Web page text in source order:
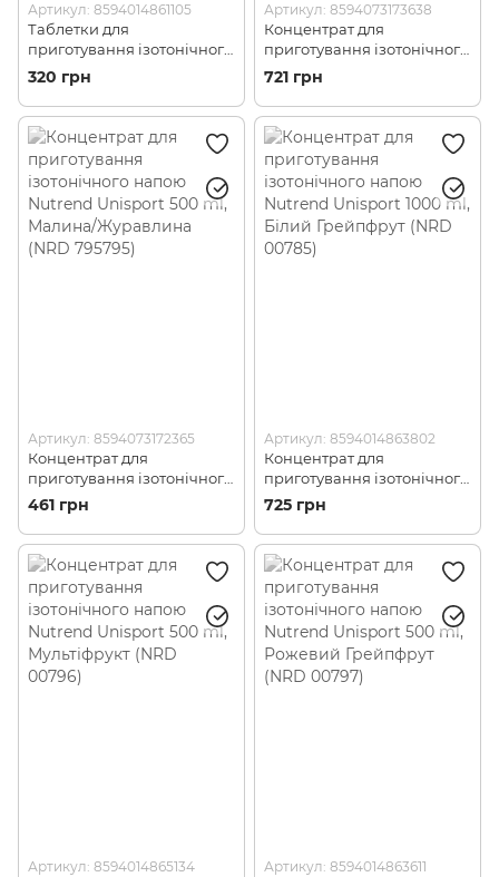
Артикул: 8594014861105
Таблетки для
приготування ізотонічного
напою Nutrend Isodrinx 12
Tabs (NRD 02026)
320 грн
Артикул: 8594073173638
Концентрат для
приготування ізотонічного
напою Nutrend Unisport
1000 ml, Гіркий Лимон
(NRD 833833)
721 грн
Артикул: 8594073172365
Концентрат для
приготування ізотонічного
напою Nutrend Unisport
500 ml, Малина/
Журавлина (NRD 795795)
461 грн
Артикул: 8594014863802
Концентрат для
приготування ізотонічного
напою Nutrend Unisport
1000 ml, Білий Грейпфрут
(NRD 00785)
725 грн
Артикул: 8594014865134 Артикул: 8594014863611